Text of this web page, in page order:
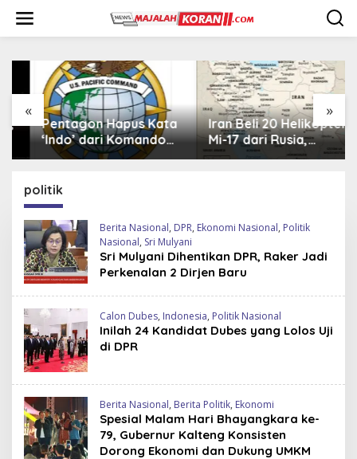
w
« »
Pentagon Hapus Kata
‘Indo’ dari Komando
Indo-Pasifik,
Iran Beli 20 Helikopter
Mi-17 dari Rusia,
Perkuat Armada Udara
politik
Berita Nasional, DPR, Ekonomi Nasional, Politik
Nasional, Sri Mulyani
Sri Mulyani Dihentikan DPR, Raker Jadi
Perkenalan 2 Dirjen Baru
Calon Dubes, Indonesia, Politik Nasional
Inilah 24 Kandidat Dubes yang Lolos Uji
di DPR
Berita Nasional, Berita Politik, Ekonomi
Spesial Malam Hari Bhayangkara ke-
79, Gubernur Kalteng Konsisten
Dorong Ekonomi dan Dukung UMKM